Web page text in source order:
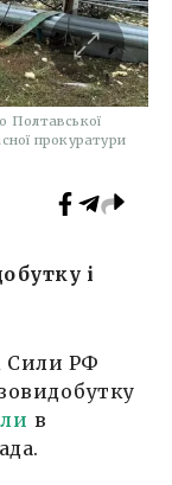
Полтавської
прокуратури
і
Сили РФ
в